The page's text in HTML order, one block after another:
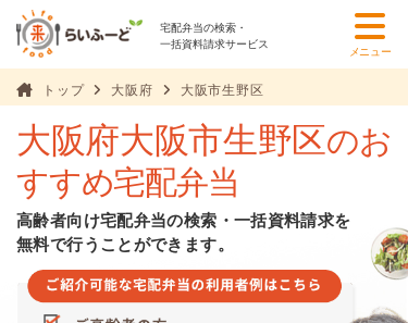
宅配弁当の検索・
一括資料請求サービス
メニュー
トップ 大阪府 大阪市生野区
大阪府大阪市生野区のお
すすめ宅配弁当
高齢者向け宅配弁当の検索・一括資料請求を
無料で行うことができます。